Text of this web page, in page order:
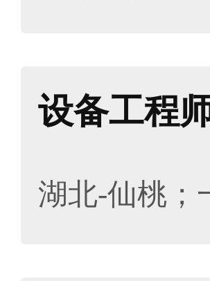
设备工程
湖北-仙桃；